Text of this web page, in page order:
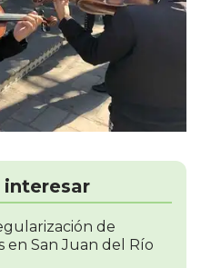
de
en San Juan del Río